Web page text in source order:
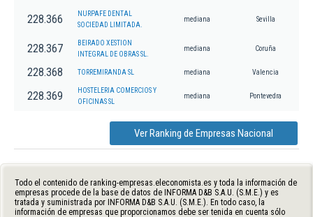
228.366
NURPAFE DENTAL
SOCIEDAD LIMITADA.
mediana Sevilla
228.367
BEIRADO XESTION
INTEGRAL DE OBRAS SL.
mediana Coruña
228.368 TORREMIRANDA SL mediana Valencia
228.369
HOSTELERIA COMERCIOS Y
OFICINAS SL
mediana Pontevedra
Ver Ranking de Empresas Nacional
Todo el contenido de ranking-empresas.eleconomista.es y toda la información de
empresas procede de la base de datos de INFORMA D&B S.A.U. (S.M.E.) y es
tratada y suministrada por INFORMA D&B S.A.U. (S.M.E.). En todo caso, la
información de empresas que proporcionamos debe ser tenida en cuenta sólo